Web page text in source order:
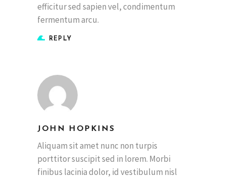
efficitur sed sapien vel, condimentum
fermentum arcu.
REPLY
JOHN HOPKINS
Aliquam sit amet nunc non turpis
porttitor suscipit sed in lorem. Morbi
finibus lacinia dolor, id vestibulum nisl